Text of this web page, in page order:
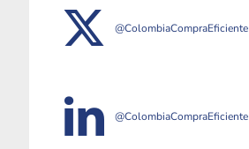
@ColombiaCompraEficiente
@ColombiaCompraEficiente